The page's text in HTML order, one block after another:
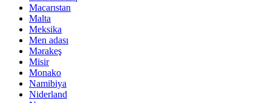
Macarıstan
Malta
Meksika
Men adası
Mərakeş
Misir
Monako
Namibiya
Niderland